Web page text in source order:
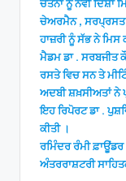
ਚੇਤਨਾ ਨੂੰ ਨਵੀਂ ਦਿਸ਼ਾ
ਚੇਅਰਮੈਨ , ਸਰਪ੍ਰਸਤ
ਹਾਜ਼ਰੀ ਨੂੰ ਸੱਭ ਨੇ
ਮੈਡਮ ਡਾ . ਸਰਬਜੀਤ
ਰਸਤੇ ਵਿਚ ਸਨ ਤੇ
ਅਦਬੀ ਸ਼ਖ਼ਸੀਅਤਾਂ ਨੇ
ਇਹ ਰਿਪੋਰਟ ਡਾ .
ਕੀਤੀ ।
ਰਮਿੰਦਰ ਰੰਮੀ
ਅੰਤਰਰਾਸ਼ਟਰੀ